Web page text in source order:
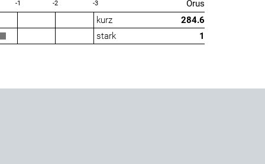
-1 -2 -3
Orus
kurz
284.6
stark
1